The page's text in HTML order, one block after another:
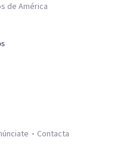
de América
Contacta